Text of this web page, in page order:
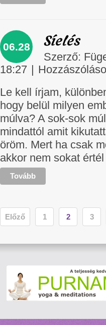
06.28 Síelés
Szerző:
18:27 |
Le kell írjam,
hogy belül milyen
múlva? A sok-sok
mindattól amit
öröm. Mert ha csak
akkor nem sokat
Tovább
Előző 1 2 3